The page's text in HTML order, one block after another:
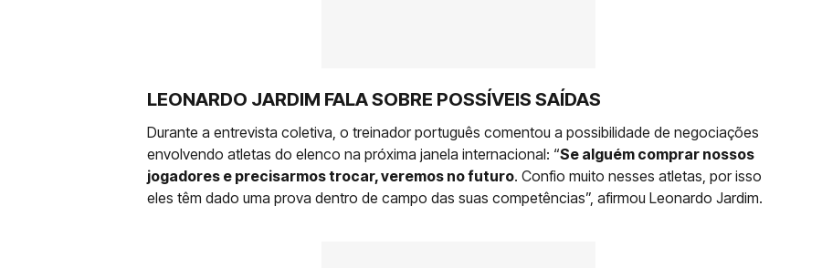
LEONARDO JARDIM FALA SOBRE POSSÍVEIS SAÍDAS
Durante a entrevista coletiva, o treinador português comentou a possibilidade de negociações
envolvendo atletas do elenco na próxima janela internacional: “Se alguém comprar nossos
jogadores e precisarmos trocar, veremos no futuro. Confio muito nesses atletas, por isso
eles têm dado uma prova dentro de campo das suas competências”, afirmou Leonardo Jardim.